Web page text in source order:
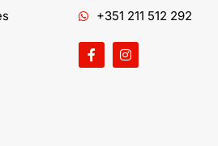
+351 211 512 292